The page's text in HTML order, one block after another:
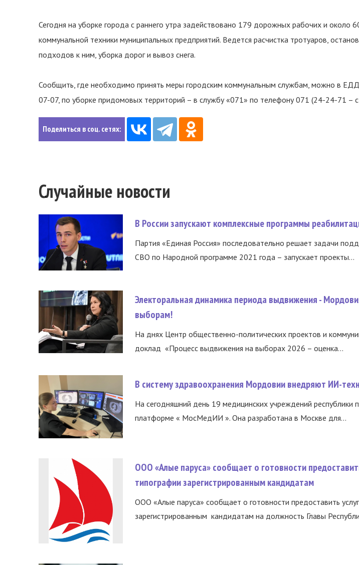
Сегодня на уборке города с раннего утра задействовано 179 дорожных рабочих и около
коммунальной техники муниципальных предприятий. Ведется расчистка тротуаров,
подходов к ним, уборка дорог и вывоз снега.
Сообщить, где необходимо принять меры городским коммунальным службам, можно в
07-07, по уборке придомовых территорий – в службу «071» по телефону 071 (24-24-71 – с
Поделиться в соц. сетях:
Случайные новости
В России запускают комплексные программы
Партия «Единая Россия» последовательно решает задачи
СВО по Народной программе 2021 года – запускает проекты...
Электоральная динамика периода выдвижения -
выборам!
На днях Центр общественно-политических проектов и
доклад «Процесс выдвижения на выборах 2026 – оценка...
В систему здравоохранения Мордовии внедряют ИИ-
На сегодняшний день 19 медицинских учреждений республики
платформе « МосМедИИ ». Она разработана в Москве для...
ООО «Алые паруса» сообщает о готовности
типографии зарегистрированным кандидатам
ООО «Алые паруса» сообщает о готовности предоставить
зарегистрированным кандидатам на должность Главы